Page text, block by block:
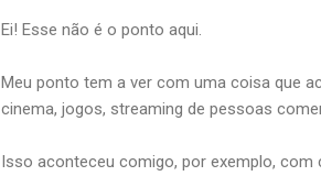
Ei! Esse não é o ponto aqui.
Meu ponto tem a ver com uma coisa que
cinema, jogos, streaming de pessoas
Isso aconteceu comigo, por exemplo, com